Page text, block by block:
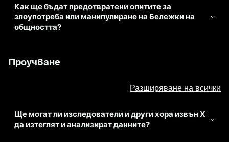
Как ще бъдат предотвратени опитите за
злоупотреба или манипулиране на Бележки на
общността?
Проучване
Разширяване на всички
Ще могат ли изследователи и други хора извън X
да изтеглят и анализират данните?